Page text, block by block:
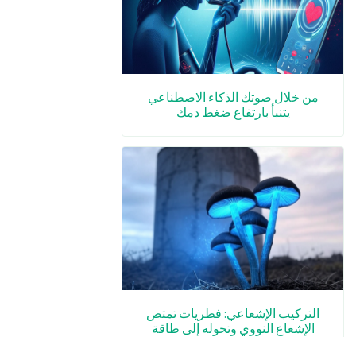
من خلال صوتك الذكاء الاصطناعي
يتنبأ بارتفاع ضغط دمك
التركيب الإشعاعي: فطريات تمتص
الإشعاع النووي وتحوله إلى طاقة